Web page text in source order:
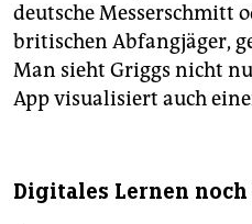
deutsche Messerschmitt
britischen Abfangjäger,
Man sieht Griggs nicht
App visualisiert auch
Digitales Lernen